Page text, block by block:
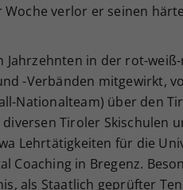
verlor er seinen
in der rot-
-Verbänden mitgewirkt,
Nationalteam) über den
Tiroler Skischulen
Lehrtätigkeiten für die
Coaching in Bregenz.
als Staatlich geprüfter